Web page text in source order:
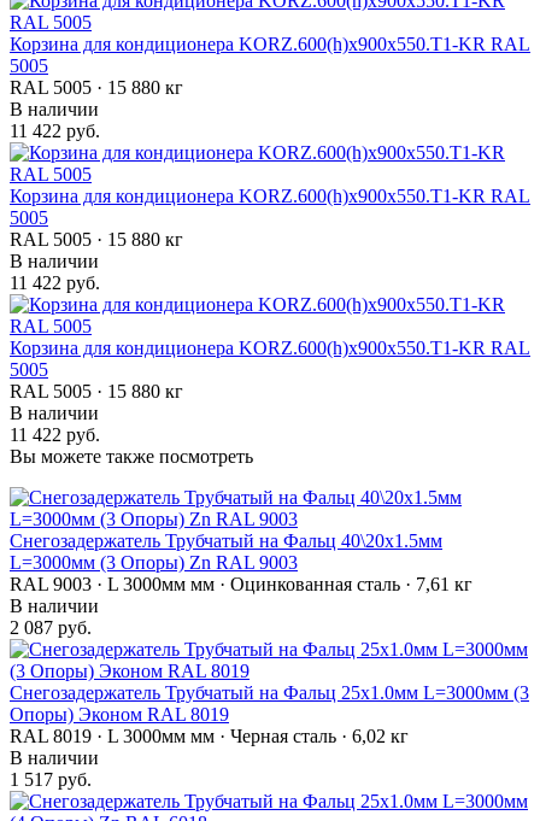
Корзина для кондиционера KORZ.600(h)x900x550.T1-KR RAL
5005
RAL 5005 · 15 880 кг
В наличии
11 422 руб.
Корзина для кондиционера KORZ.600(h)x900x550.T1-KR RAL
5005
RAL 5005 · 15 880 кг
В наличии
11 422 руб.
Корзина для кондиционера KORZ.600(h)x900x550.T1-KR RAL
5005
RAL 5005 · 15 880 кг
В наличии
11 422 руб.
Вы можете также посмотреть
Снегозадержатель Трубчатый на Фальц 40\20х1.5мм
L=3000мм (3 Опоры) Zn RAL 9003
RAL 9003 · L 3000мм мм · Оцинкованная сталь · 7,61 кг
В наличии
2 087 руб.
Снегозадержатель Трубчатый на Фальц 25х1.0мм L=3000мм (3
Опоры) Эконом RAL 8019
RAL 8019 · L 3000мм мм · Черная сталь · 6,02 кг
В наличии
1 517 руб.